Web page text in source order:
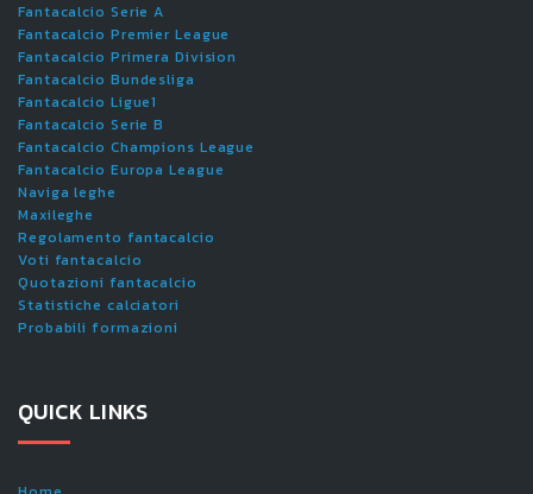
Fantacalcio Serie A
Fantacalcio Premier League
Fantacalcio Primera Division
Fantacalcio Bundesliga
Fantacalcio Ligue1
Fantacalcio Serie B
Fantacalcio Champions League
Fantacalcio Europa League
Naviga leghe
Maxileghe
Regolamento fantacalcio
Voti fantacalcio
Quotazioni fantacalcio
Statistiche calciatori
Probabili formazioni
QUICK LINKS